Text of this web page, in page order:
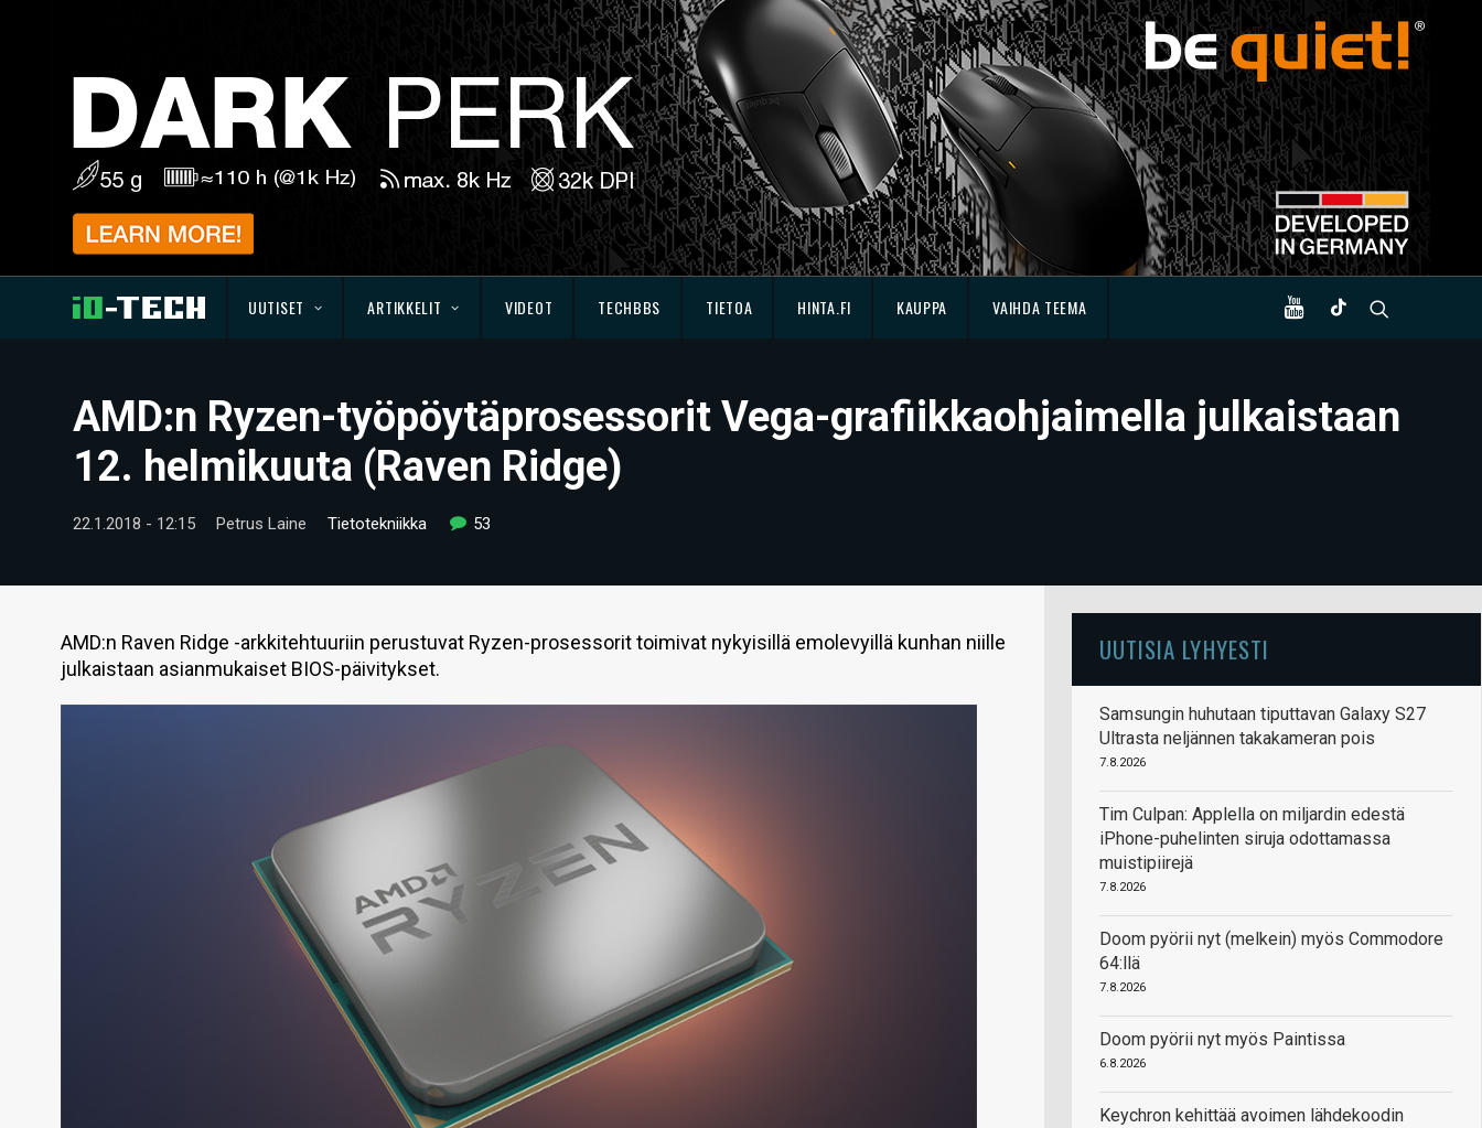
UUTISET ARTIKKELIT VIDEOT TECHBBS TIETOA HINTA.FI KAUPPA VAIHDA TEEMA
AMD:n Ryzen-työpöytäprosessorit Vega-grafiikkaohjaimella julkaistaan
12. helmikuuta (Raven Ridge)
22.1.2018 - 12:15 Petrus Laine Tietotekniikka 53
AMD:n Raven Ridge -arkkitehtuuriin perustuvat Ryzen-prosessorit toimivat nykyisillä emolevyillä kunhan niille
julkaistaan asianmukaiset BIOS-päivitykset.
UUTISIA LYHYESTI
Samsungin huhutaan tiputtavan Galaxy S27
Ultrasta neljännen takakameran pois
7.8.2026
Tim Culpan: Applella on miljardin edestä
iPhone-puhelinten siruja odottamassa
muistipiirejä
7.8.2026
Doom pyörii nyt (melkein) myös Commodore
64:llä
7.8.2026
Doom pyörii nyt myös Paintissa
6.8.2026
Keychron kehittää avoimen lähdekoodin